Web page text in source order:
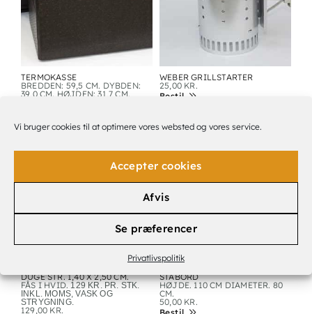
Vi bruger cookies til at optimere vores websted og vores service.
Accepter cookies
Afvis
Se præferencer
Privatlivspolitik
TERMOKASSE
BREDDEN: 59,5 CM. DYBDEN:
39,0 CM. HØJDEN: 31,7 CM.
WEBER GRILLSTARTER
25,00 KR.
Bestil
DUGE STR. 1,40 X 2,50 CM.
FÅS I HVID.129 KR. PR. STK.
INKL. MOMS, VASK OG
STRYGNING.
129,00 KR.
STÅBORD
HØJDE. 110 CM DIAMETER. 80
CM.
50,00 KR.